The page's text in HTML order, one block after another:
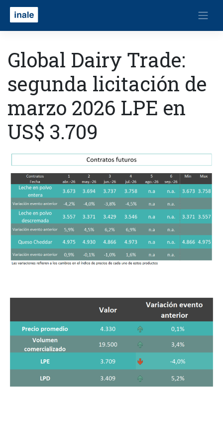
Global Dairy Trade:
segunda licitación de
marzo 2026 LPE en
US$ 3.709